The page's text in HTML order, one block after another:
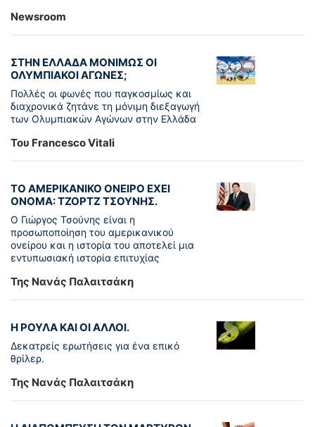
Newsroom
ΣΤΗΝ ΕΛΛΑΔΑ ΜΟΝΙΜΩΣ ΟΙ
ΟΛΥΜΠΙΑΚΟΙ ΑΓΩΝΕΣ;
Πολλές οι φωνές που παγκοσμίως και
διαχρονικά ζητάνε τη μόνιμη διεξαγωγή
των Ολυμπιακών Αγώνων στην Ελλάδα
Του Francesco Vitali
ΤΟ ΑΜΕΡΙΚΑΝΙΚΟ ΟΝΕΙΡΟ ΕΧΕΙ
ΟΝΟΜΑ: ΤΖΟΡΤΖ ΤΣΟΥΝΗΣ.
Ο Γιώργος Τσούνης είναι η
προσωποποίηση του αμερικανικού
ονείρου και η ιστορία του αποτελεί μια
εντυπωσιακή ιστορία επιτυχίας
Της Νανάς Παλαιτσάκη
Η ΡΟΥΛΑ ΚΑΙ ΟΙ ΑΛΛΟΙ.
Δεκατρείς ερωτήσεις για ένα επικό
θρίλερ.
Της Νανάς Παλαιτσάκη